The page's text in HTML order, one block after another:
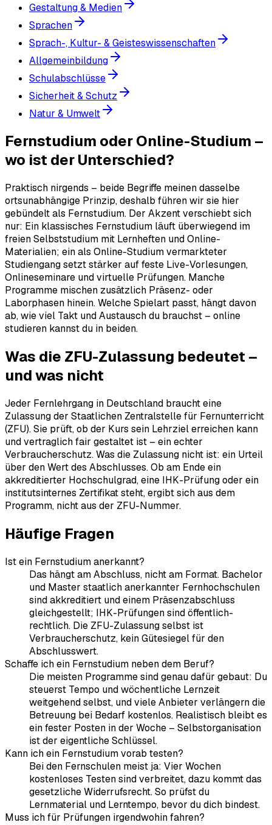
Gestaltung & Medien
Sprachen
Sprach-, Kultur- & Geisteswissenschaften
Allgemeinbildung
Schulabschlüsse
Sicherheit & Schutz
Natur & Umwelt
Fernstudium oder Online-Studium –
wo ist der Unterschied?
Praktisch nirgends – beide Begriffe meinen dasselbe
ortsunabhängige Prinzip, deshalb führen wir sie hier
gebündelt als Fernstudium. Der Akzent verschiebt sich
nur: Ein klassisches Fernstudium läuft überwiegend im
freien Selbststudium mit Lernheften und Online-
Materialien; ein als Online-Studium vermarkteter
Studiengang setzt stärker auf feste Live-Vorlesungen,
Onlineseminare und virtuelle Prüfungen. Manche
Programme mischen zusätzlich Präsenz- oder
Laborphasen hinein. Welche Spielart passt, hängt davon
ab, wie viel Takt und Austausch du brauchst – online
studieren kannst du in beiden.
Was die ZFU-Zulassung bedeutet –
und was nicht
Jeder Fernlehrgang in Deutschland braucht eine
Zulassung der Staatlichen Zentralstelle für Fernunterricht
(ZFU). Sie prüft, ob der Kurs sein Lehrziel erreichen kann
und vertraglich fair gestaltet ist – ein echter
Verbraucherschutz. Was die Zulassung nicht ist: ein Urteil
über den Wert des Abschlusses. Ob am Ende ein
akkreditierter Hochschulgrad, eine IHK-Prüfung oder ein
institutsinternes Zertifikat steht, ergibt sich aus dem
Programm, nicht aus der ZFU-Nummer.
Häufige Fragen
Ist ein Fernstudium anerkannt?
Das hängt am Abschluss, nicht am Format. Bachelor
und Master staatlich anerkannter Fernhochschulen
sind akkreditiert und einem Präsenzabschluss
gleichgestellt; IHK-Prüfungen sind öffentlich-
rechtlich. Die ZFU-Zulassung selbst ist
Verbraucherschutz, kein Gütesiegel für den
Abschlusswert.
Schaffe ich ein Fernstudium neben dem Beruf?
Die meisten Programme sind genau dafür gebaut: Du
steuerst Tempo und wöchentliche Lernzeit
weitgehend selbst, und viele Anbieter verlängern die
Betreuung bei Bedarf kostenlos. Realistisch bleibt es
ein fester Posten in der Woche – Selbstorganisation
ist der eigentliche Schlüssel.
Kann ich ein Fernstudium vorab testen?
Bei den Fernschulen meist ja: Vier Wochen
kostenloses Testen sind verbreitet, dazu kommt das
gesetzliche Widerrufsrecht. So prüfst du
Lernmaterial und Lerntempo, bevor du dich bindest.
Muss ich für Prüfungen irgendwohin fahren?